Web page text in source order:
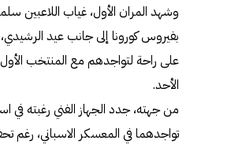
وشهد المران الأول، غياب
بفيروس كورونا إلى جانب عيد
على راحة لتواجدهم مع المنتخب الأول
الأحد.
من جهته، جدد الجهاز الفني رغبته في
تواجدهما في المعسكر الاسباني، رغم